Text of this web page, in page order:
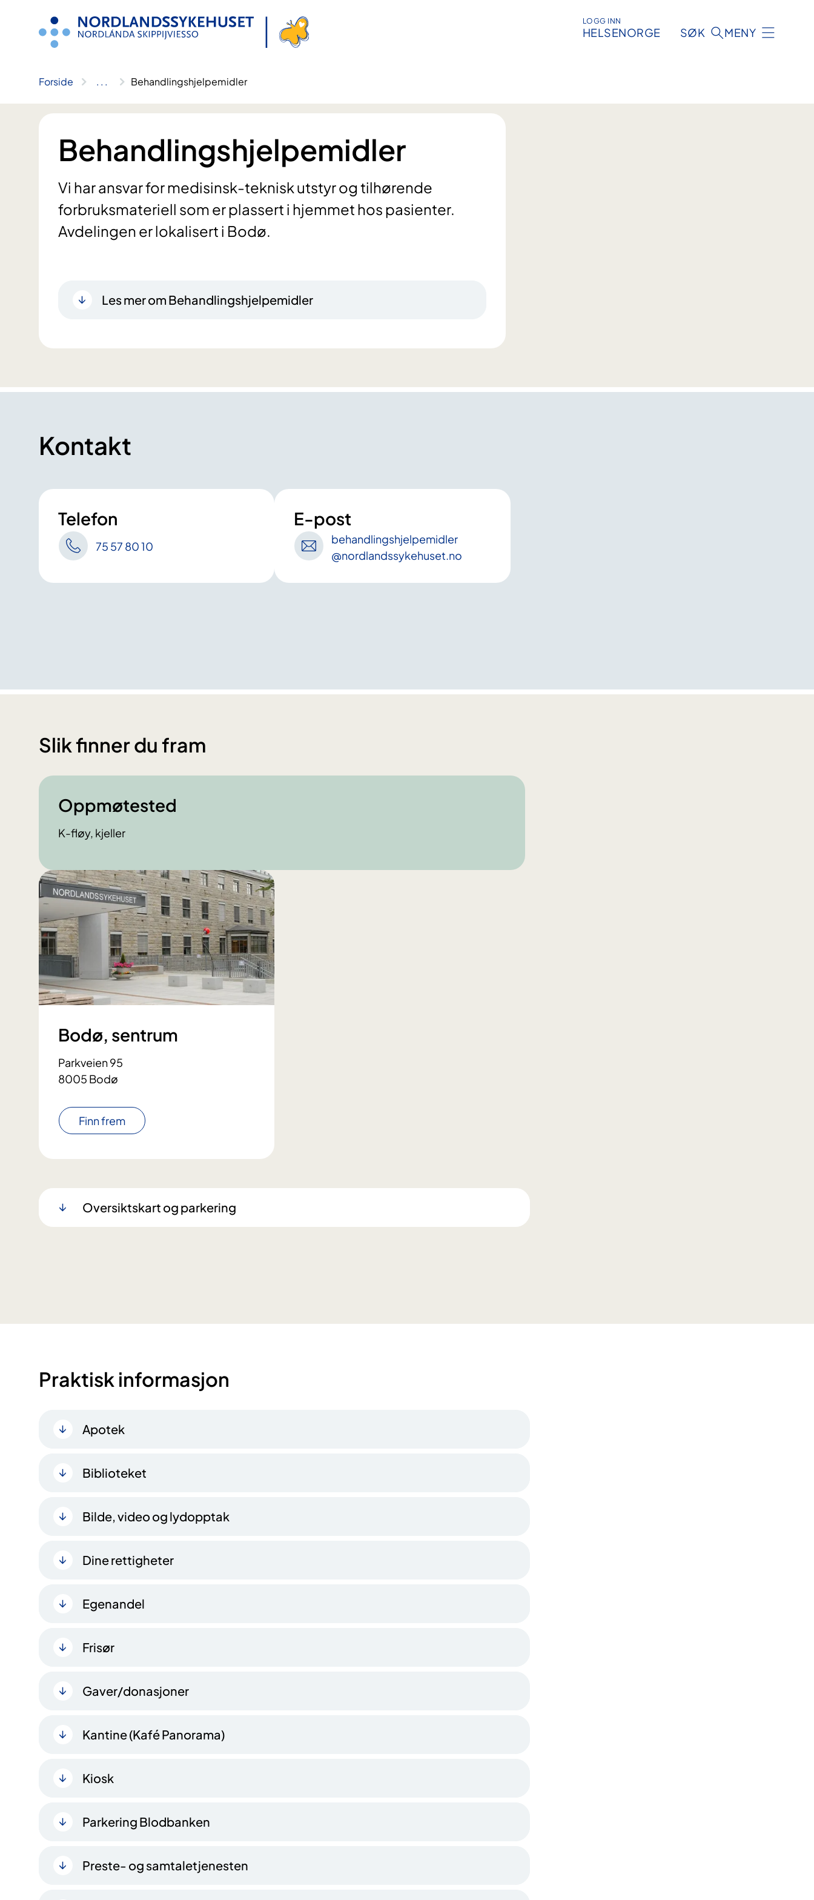
LOGG INN
HELSENORGE SØK MENY
Forside .. . Behandlingshjelpemidler
Behandlingshjelpemidler
Vi har ansvar for medisinsk-teknisk utstyr og tilhørende
forbruksmateriell som er plassert i hjemmet hos pasienter.
Avdelingen er lokalisert i Bodø.
Les mer om Behandlingshjelpemidler
Kontakt
Telefon
75 57 80 10
E-post
behandlingshjelpemidler
@nordlandssykehuset.no
Slik finner du fram
Oppmøtested
K-fløy, kjeller
Bodø, sentrum
Parkveien 95
8005 Bodø
Finn frem
Oversiktskart og parkering
Praktisk informasjon
Apotek
Biblioteket
Bilde, video og lydopptak
Dine rettigheter
Egenandel
Frisør
Gaver/donasjoner
Kantine (Kafé Panorama)
Kiosk
Parkering Blodbanken
Preste- og samtaletjenesten